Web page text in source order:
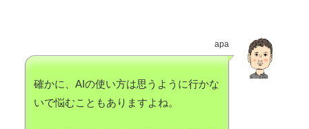
apa
確かに、AIの使い方は思うように行かな
いで悩むこともありますよね。